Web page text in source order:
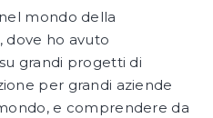
mondo della
dove ho avuto
grandi progetti di
per grandi aziende
e comprendere da